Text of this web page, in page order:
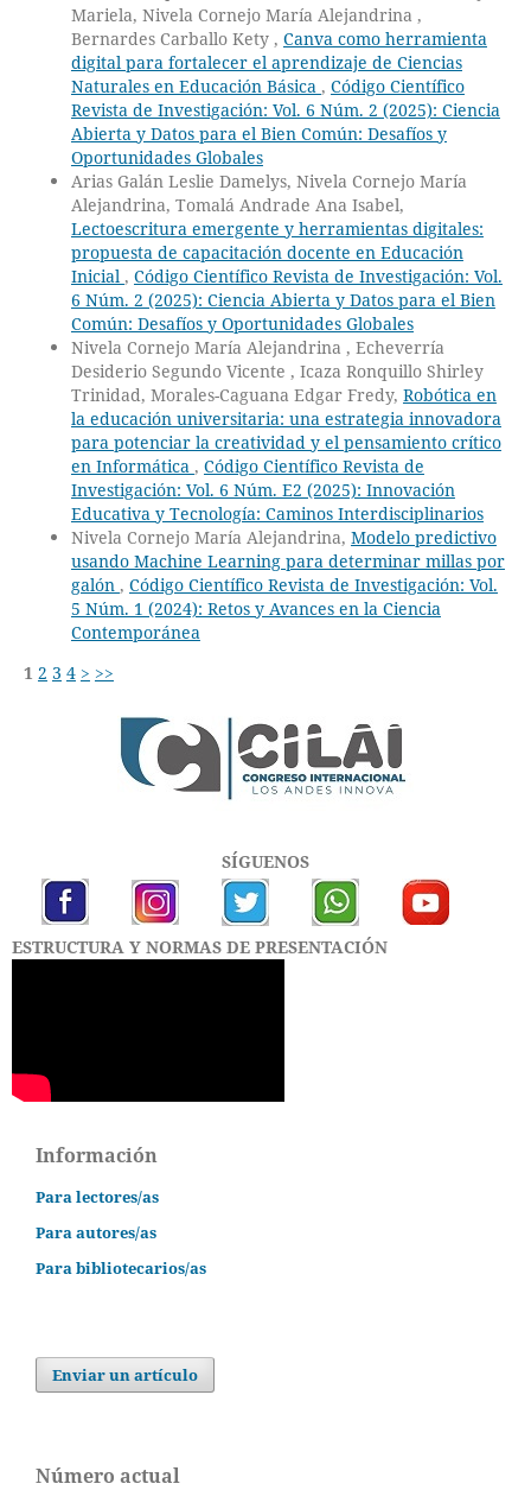
Mariela, Nivela Cornejo María Alejandrina ,
Bernardes Carballo Kety , Canva como herramienta
digital para fortalecer el aprendizaje de Ciencias
Naturales en Educación Básica , Código Científico
Revista de Investigación: Vol. 6 Núm. 2 (2025): Ciencia
Abierta y Datos para el Bien Común: Desafíos y
Oportunidades Globales
Arias Galán Leslie Damelys, Nivela Cornejo María
Alejandrina, Tomalá Andrade Ana Isabel,
Lectoescritura emergente y herramientas digitales:
propuesta de capacitación docente en Educación
Inicial , Código Científico Revista de Investigación: Vol.
6 Núm. 2 (2025): Ciencia Abierta y Datos para el Bien
Común: Desafíos y Oportunidades Globales
Nivela Cornejo María Alejandrina , Echeverría
Desiderio Segundo Vicente , Icaza Ronquillo Shirley
Trinidad, Morales-Caguana Edgar Fredy, Robótica en
la educación universitaria: una estrategia innovadora
para potenciar la creatividad y el pensamiento crítico
en Informática , Código Científico Revista de
Investigación: Vol. 6 Núm. E2 (2025): Innovación
Educativa y Tecnología: Caminos Interdisciplinarios
Nivela Cornejo María Alejandrina, Modelo predictivo
usando Machine Learning para determinar millas por
galón , Código Científico Revista de Investigación: Vol.
5 Núm. 1 (2024): Retos y Avances en la Ciencia
Contemporánea
1 2 3 4 > >>
SÍGUENOS
ESTRUCTURA Y NORMAS DE PRESENTACIÓN
Información
Para lectores/as
Para autores/as
Para bibliotecarios/as
Enviar un artículo
Número actual